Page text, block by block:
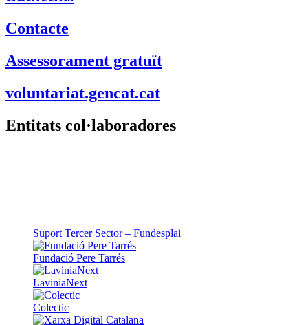
Contacte
Assessorament gratuït
voluntariat.gencat.cat
Entitats col·laboradores
Suport Tercer Sector – Fundesplai
Fundació Pere Tarrés
LaviniaNext
Colectic